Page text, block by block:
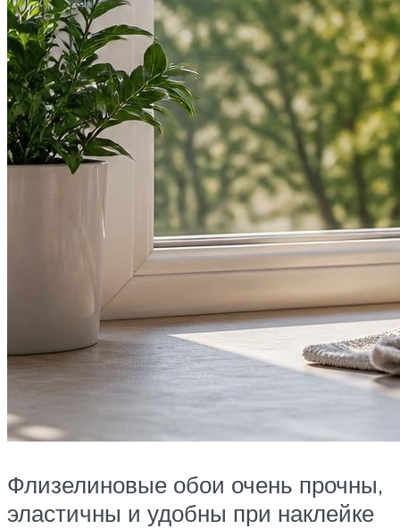
Флизелиновые обои очень прочны,
эластичны и удобны при наклейке